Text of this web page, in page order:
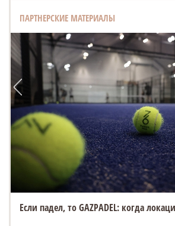
ПАРТНЕРСКИЕ МАТЕРИАЛЫ
Если падел, то GAZPADEL: когда